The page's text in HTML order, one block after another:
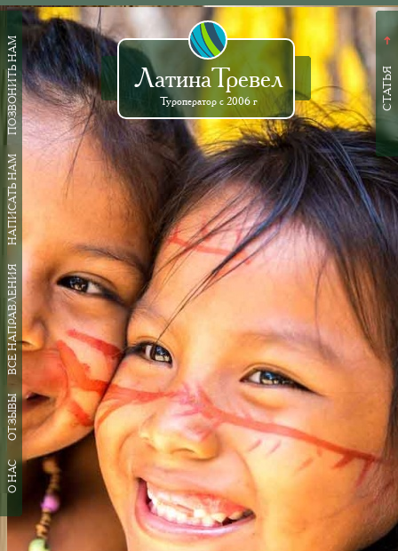
ЛатинаТревел
Туроператор с 2006 г
ПОЗВОНИТЬ НАМ
НАПИСАТЬ НАМ
ВСЕ НАПРАВЛЕНИЯ
ОТЗЫВЫ
О НАС
➜
СТАТЬЯ